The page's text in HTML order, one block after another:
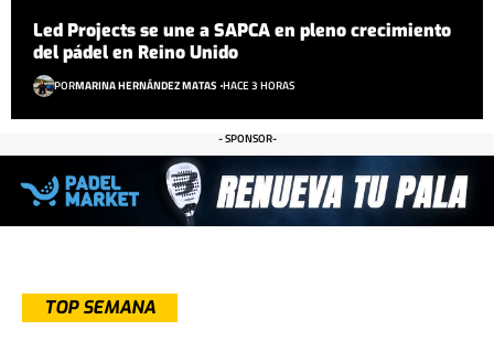
Led Projects se une a SAPCA en pleno crecimiento
del pádel en Reino Unido
PORMARINA HERNÁNDEZ MATAS HACE 3 HORAS
- SPONSOR-
TOP SEMANA